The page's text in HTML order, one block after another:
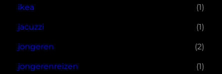
ikea (1)
jacuzzi (1)
jongeren (2)
jongerenreizen (1)